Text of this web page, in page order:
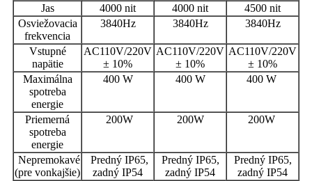
Jas 4000 nit 4000 nit
4500 nit
Osviežovacia
frekvencia
3840Hz 3840Hz 3840Hz
Vstupné
napätie
AC110V/220V
± 10%
AC110V/220V
± 10%
AC110V/220V
± 10%
Maximálna
spotreba
energie
400 W 400 W 400 W
Priemerná
spotreba
energie
200W 200W 200W
Nepremokavé
(pre vonkajšie)
Predný IP65,
zadný IP54
Predný IP65,
zadný IP54
Predný IP65,
zadný IP54